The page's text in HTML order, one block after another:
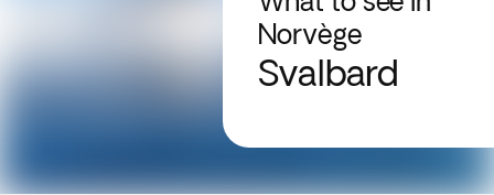
Norvège
Svalbard